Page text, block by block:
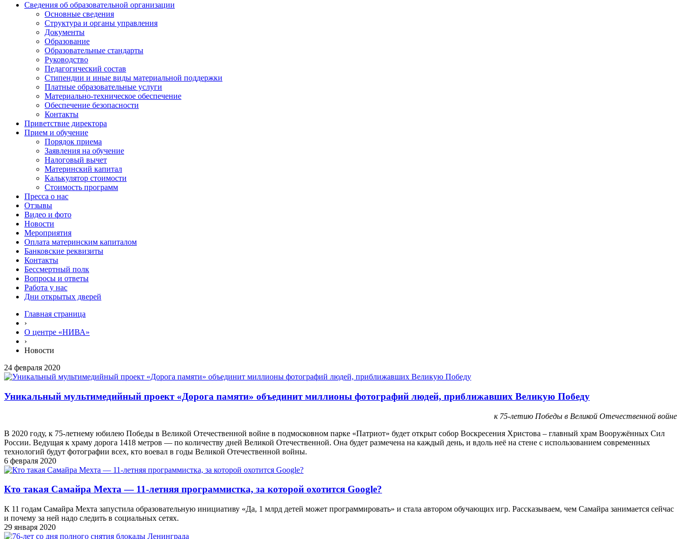
Сведения об образовательной организации
Основные сведения
Структура и органы управления
Документы
Образование
Образовательные стандарты
Руководство
Педагогический состав
Стипендии и иные виды материальной поддержки
Платные образовательные услуги
Материально-техническое обеспечение
Обеспечение безопасности
Контакты
Приветствие директора
Прием и обучение
Порядок приема
Заявления на обучение
Налоговый вычет
Материнский капитал
Калькулятор стоимости
Стоимость программ
Пресса о нас
Отзывы
Видео и фото
Новости
Мероприятия
Оплата материнским капиталом
Банковские реквизиты
Контакты
Бессмертный полк
Вопросы и ответы
Работа у нас
Дни открытых дверей
Главная страница
›
О центре «НИВА»
›
Новости
24 февраля 2020
Уникальный мультимедийный проект «Дорога памяти» объединит миллионы фотографий людей, приближавших Великую Победу
к 75-летию Победы в Великой Отечественной войне
В 2020 году, к 75-летнему юбилею Победы в Великой Отечественной войне в подмосковном парке «Патриот» будет открыт собор Воскресения Христова – главный храм Вооружённых Сил
России. Ведущая к храму дорога 1418 метров — по количеству дней Великой Отечественной. Она будет размечена на каждый день, и вдоль неё на стене с использованием современных
технологий будут фотографии всех, кто воевал в годы Великой Отечественной войны.
6 февраля 2020
Кто такая Самайра Мехта — 11-летняя программистка, за которой охотится Google?
К 11 годам Самайра Мехта запустила образовательную инициативу «Да, 1 млрд детей может программировать» и стала автором обучающих игр. Рассказываем, чем Самайра занимается сейчас
и почему за ней надо следить в социальных сетях.
29 января 2020